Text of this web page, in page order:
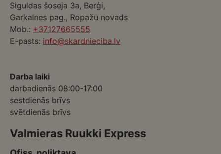
Siguldas šoseja 3a, Berģi,
Garkalnes pag., Ropažu novads
Mob.: +37127665555
E-pasts: info@skardnieciba.lv
Darba laiki
darbadienās 08:00-17:00
sestdienās brīvs
svētdienās brīvs
Valmieras Ruukki Express